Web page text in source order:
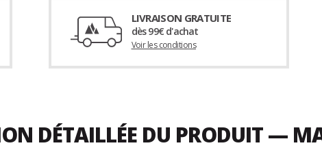
LIVRAISON GRATUITE
dès 99€ d'achat
Voir les conditions
DÉTAILLÉE DU PRODUIT —